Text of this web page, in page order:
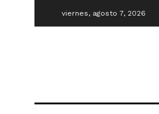
viernes, agosto 7, 2026